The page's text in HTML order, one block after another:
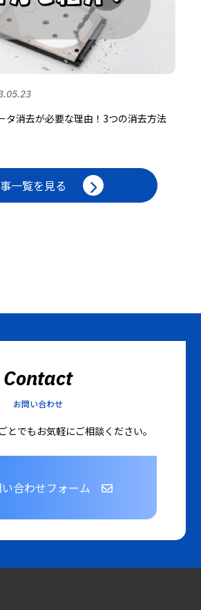
タ消去が必要な理由！3つの消去方法
一覧を見る
Contact
お問い合わせ
とでもお気軽にご相談ください。
合わせフォーム